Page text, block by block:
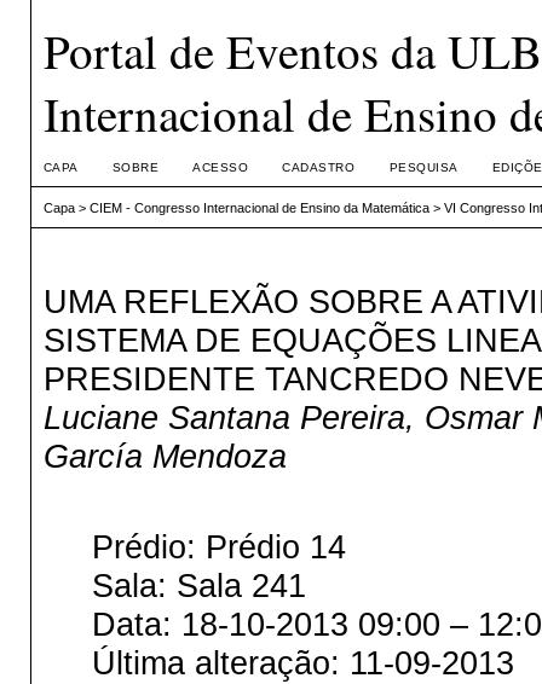
Portal de Eventos da
Internacional de Ensino
CAPA SOBRE ACESSO CADASTRO PESQUISA
Capa> CIEM - Congresso Internacional de Ensino da Matemática> VI Congresso
UMA REFLEXÃO SOBRE A
SISTEMA DE EQUAÇÕES
PRESIDENTE TANCREDO
Luciane Santana Pereira, Osmar
García Mendoza
Prédio: Prédio 14
Sala: Sala 241
Data: 18-10-2013 09:00 –
Última alteração: 11-09-2013